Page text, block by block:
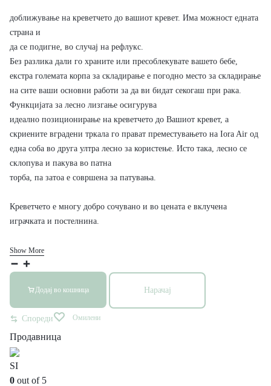
доближување на креветчето до вашиот кревет. Има можност едната
страна и
да се подигне, во случај на рефлукс.
Без разлика дали го храните или пресоблекувате вашето бебе,
екстра големата корпа за складирање е погодно место за складирање
на сите ваши основни работи за да ви бидат секогаш при рака.
Функцијата за лесно лизгање осигурува
идеално позиционирање на креветчето до Вашиот кревет, а
скриените вградени тркала го прават преместувањето на Iora Air од
една соба во друга ултра лесно за користење. Исто така, лесно се
склопува и пакува во патна
торба, па затоа е совршена за патувања.
Креветчето е многу добро сочувано и во цената е вклучена
играчката и постелнина.
Show More
Додај во кошница Нарачај
Спореди Омилени
Продавница
SI
0 out of 5